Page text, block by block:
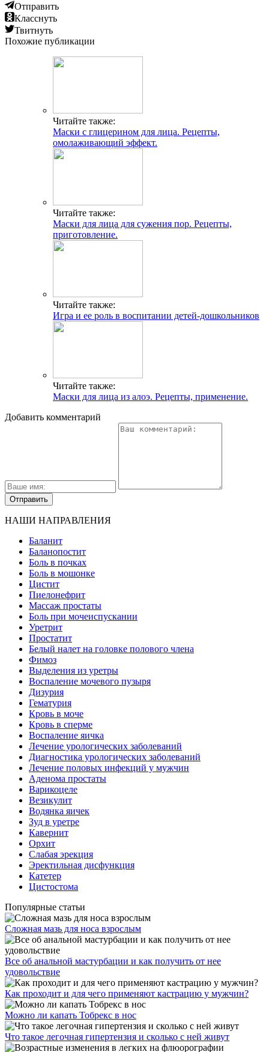
Отправить
Класснуть
Твитнуть
Похожие публикации
Читайте также:
Маски с глицерином для лица. Рецепты,
омолаживающий эффект.
Читайте также:
Маски для лица для сужения пор. Рецепты,
приготовление.
Читайте также:
Игра и ее роль в воспитании детей-дошкольников
Читайте также:
Маски для лица из алоэ. Рецепты, применение.
Добавить комментарий
НАШИ НАПРАВЛЕНИЯ
Баланит
Баланопостит
Боль в почках
Боль в мошонке
Цистит
Пиелонефрит
Массаж простаты
Боль при мочеиспускании
Уретрит
Простатит
Белый налет на головке полового члена
Фимоз
Выделения из уретры
Воспаление мочевого пузыря
Дизурия
Гематурия
Кровь в моче
Кровь в сперме
Воспаление яичка
Лечение урологических заболеваний
Диагностика урологических заболеваний
Лечение половых инфекций у мужчин
Аденома простаты
Варикоцеле
Везикулит
Водянка яичек
Зуд в уретре
Кавернит
Орхит
Слабая эрекция
Эректильная дисфункция
Катетер
Цистостома
Популярные статьи
Сложная мазь для носа взрослым
Все об анальной мастурбации и как получить от нее
удовольствие
Как проходит и для чего применяют кастрацию у мужчин?
Можно ли капать Тобрекс в нос
Что такое легочная гипертензия и сколько с ней живут